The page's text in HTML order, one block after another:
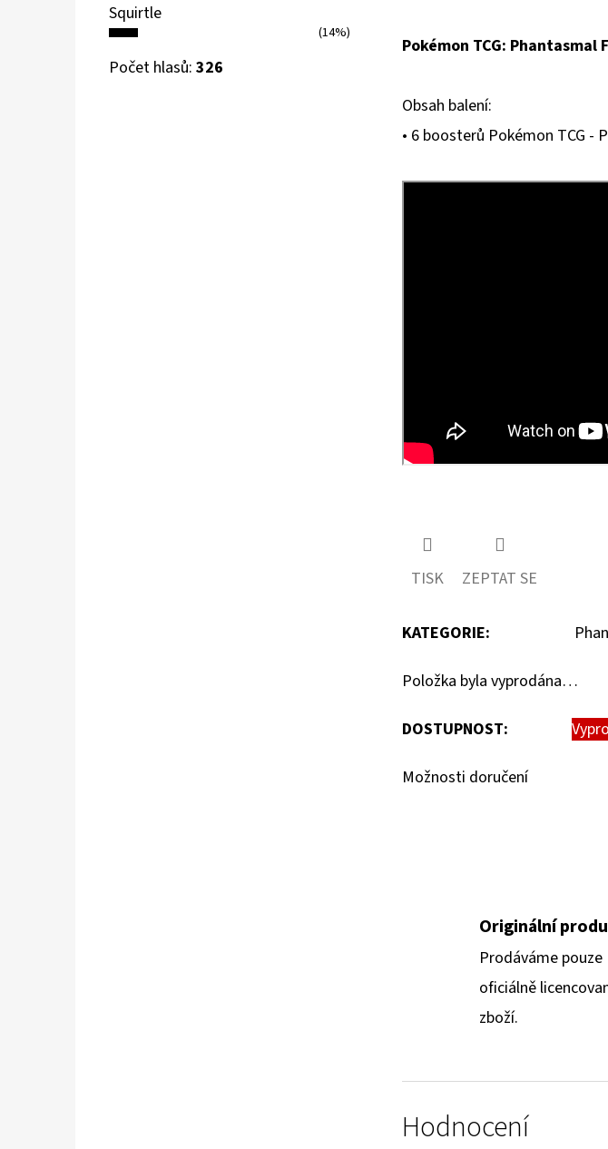
Squirtle
(14%)
Počet hlasů: 326
z
hvězdiček.
Pokémon TCG: Phantasmal
Obsah balení:
• 6 boosterů Pokémon TCG -
TISK ZEPTAT SE
KATEGORIE:
Položka byla vyprodána…
DOSTUPNOST:
Možnosti doručení
Originální
Prodáváme pouze
oficiálně
zboží.
Hodnocení